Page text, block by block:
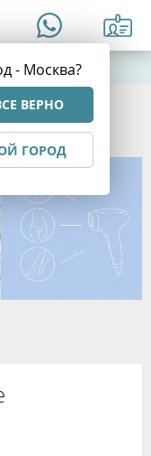
- Москва?
ВЕРНО
ГОРОД